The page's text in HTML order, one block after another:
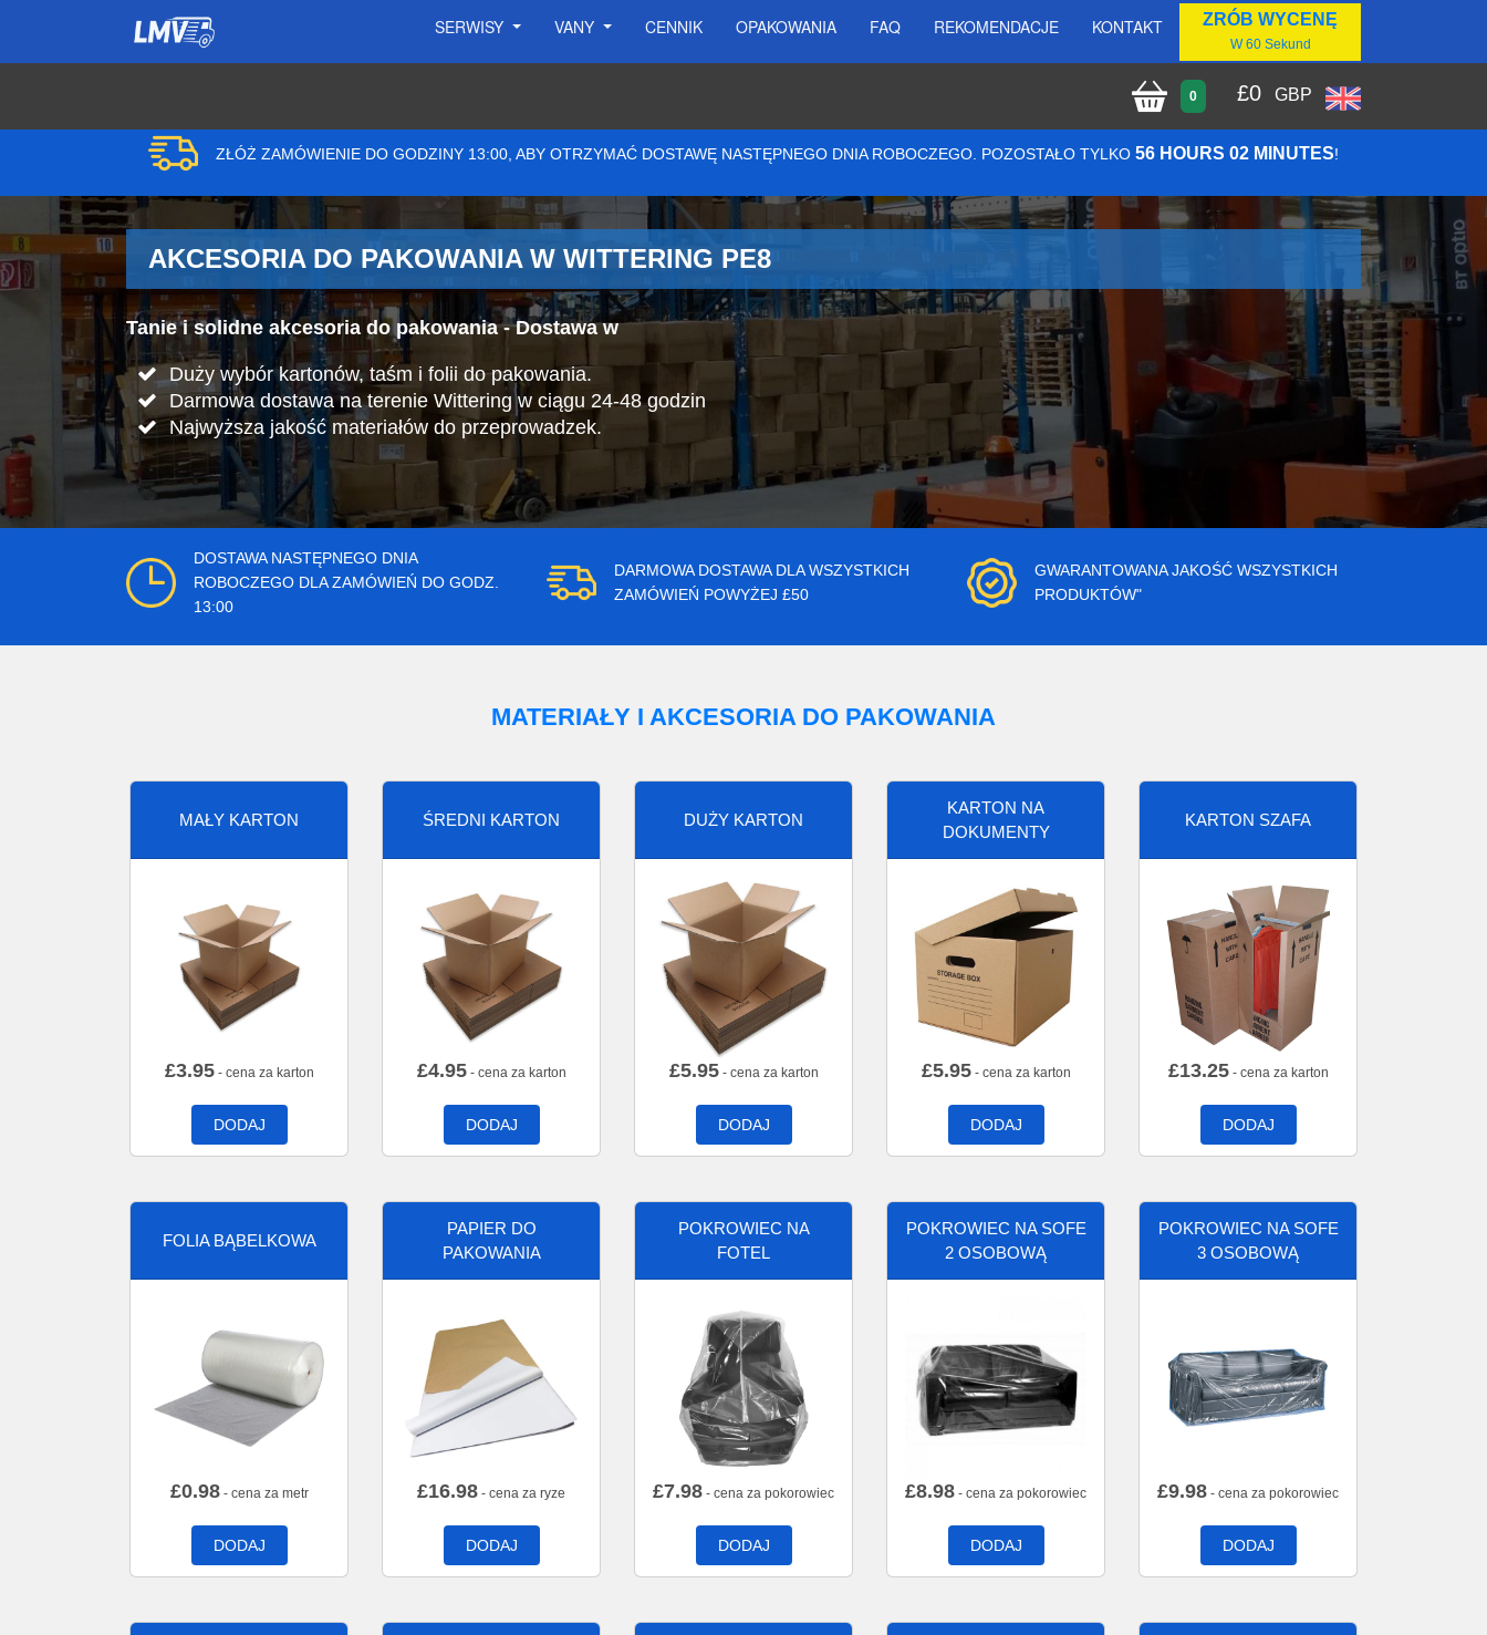
SERWISY VANY CENNIK OPAKOWANIA FAQ REKOMENDACJE KONTAKT ZRÓB WYCENĘ
W 60 Sekund
0 £0 GBP
ZŁÓŻ ZAMÓWIENIE DO GODZINY 13:00, ABY OTRZYMAĆ DOSTAWĘ NASTĘPNEGO DNIA ROBOCZEGO. POZOSTAŁO TYLKO 56 HOURS 02 MINUTES!
AKCESORIA DO PAKOWANIA W WITTERING PE8
Tanie i solidne akcesoria do pakowania - Dostawa w
Duży wybór kartonów, taśm i folii do pakowania.
Darmowa dostawa na terenie Wittering w ciągu 24-48 godzin
Najwyższa jakość materiałów do przeprowadzek.
DOSTAWA NASTĘPNEGO DNIA
ROBOCZEGO DLA ZAMÓWIEŃ DO GODZ.
13:00
DARMOWA DOSTAWA DLA WSZYSTKICH
ZAMÓWIEŃ POWYŻEJ £50
GWARANTOWANA JAKOŚĆ WSZYSTKICH
PRODUKTÓW"
MATERIAŁY I AKCESORIA DO PAKOWANIA
MAŁY KARTON
£3.95- cena za karton
DODAJ
ŚREDNI KARTON
£4.95- cena za karton
DODAJ
DUŻY KARTON
£5.95- cena za karton
DODAJ
KARTON NA
DOKUMENTY
£5.95- cena za karton
DODAJ
KARTON SZAFA
£13.25- cena za karton
DODAJ
FOLIA BĄBELKOWA
£0.98- cena za metr
DODAJ
PAPIER DO
PAKOWANIA
£16.98 - cena za ryze
DODAJ
POKROWIEC NA
FOTEL
£7.98 - cena za pokorowiec
DODAJ
POKROWIEC NA SOFE
2 OSOBOWĄ
£8.98 - cena za pokorowiec
DODAJ
POKROWIEC NA SOFE
3 OSOBOWĄ
£9.98 - cena za pokorowiec
DODAJ